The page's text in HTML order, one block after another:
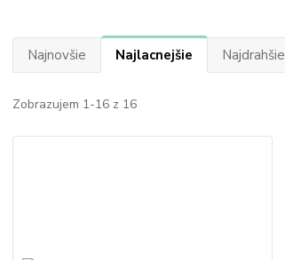
Najnovšie Najlacnejšie Najdrahšie
Zobrazujem 1-16 z 16